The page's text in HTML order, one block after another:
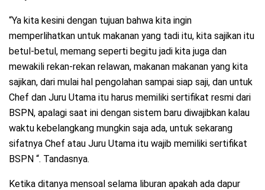
“Ya kita kesini dengan tujuan bahwa kita ingin
memperlihatkan untuk makanan yang tadi itu, kita sajikan itu
betul-betul, memang seperti begitu jadi kita juga dan
mewakili rekan-rekan relawan, makanan makanan yang kita
sajikan, dari mulai hal pengolahan sampai siap saji, dan untuk
Chef dan Juru Utama itu harus memiliki sertifikat resmi dari
BSPN, apalagi saat ini dengan sistem baru diwajibkan kalau
waktu kebelangkang mungkin saja ada, untuk sekarang
sifatnya Chef atau Juru Utama itu wajib memiliki sertifikat
BSPN “. Tandasnya.
Ketika ditanya mensoal selama liburan apakah ada dapur